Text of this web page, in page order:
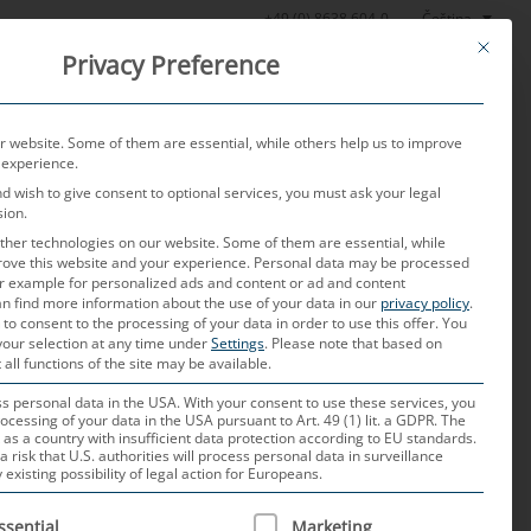
+49 (0) 8638 604-0 Čeština
Aktuality O nás Kariéra Kontakt
nebo fikce?
jsou křehké a mohou se
prudce vzrostla poptávka a
This
Privacy Preference
website. Some of them are essential, while others help us to improve
wish to give consent to optional services, you must ask your legal
technologies on our website. Some of them are essential, while
this website and your experience. Personal data may be processed
example for personalized ads and content or ad and content
find more information about the use of your data in our privacy policy.
consent to the processing of your data in order to use this offer.You
selection at any time underSettings. Please note that based on
functions of the site may be available.
personal data in the USA. With your consent to use these services, you
of your data in the USA pursuant to Art. 49 (1) lit. a GDPR. The
as a country with insufficient data protection according to EU standards.
risk that U.S. authorities will process personal data in surveillance
possibility of legal action for Europeans.
IS A LIST OF SERVICE GROUPS FOR WHICH CONSENT